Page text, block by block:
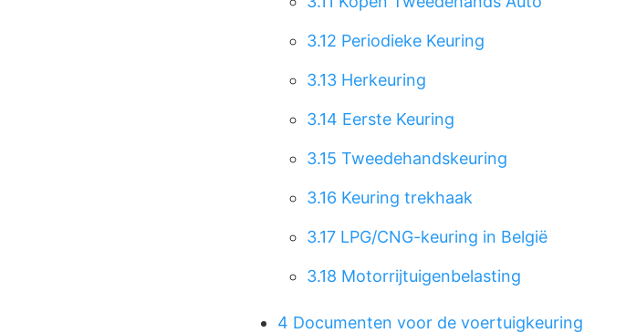
3.12 Periodieke Keuring
3.13 Herkeuring
3.14 Eerste Keuring
3.15 Tweedehandskeuring
3.16 Keuring trekhaak
3.17 LPG/CNG-keuring in België
3.18 Motorrijtuigenbelasting
4 Documenten voor de voertuigkeuring